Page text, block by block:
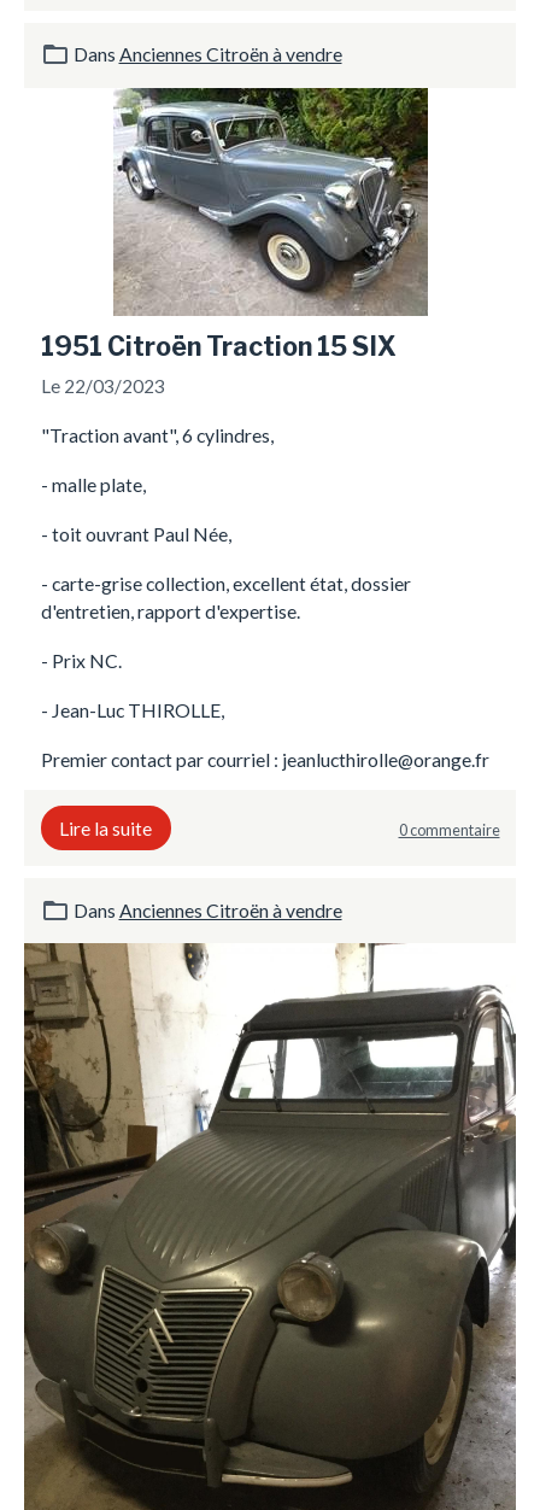
Dans Anciennes Citroën à vendre
1951 Citroën Traction 15 SIX
Le 22/03/2023
"Traction avant", 6 cylindres,
- malle plate,
- toit ouvrant Paul Née,
- carte-grise collection, excellent état, dossier
d'entretien, rapport d'expertise.
- Prix NC.
- Jean-Luc THIROLLE,
Premier contact par courriel : jeanlucthirolle@orange.fr
Lire la suite 0 commentaire
Dans Anciennes Citroën à vendre